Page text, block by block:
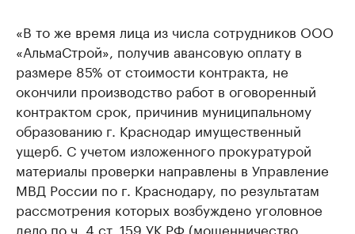
«В то же время лица из числа сотрудников ООО
«АльмаСтрой», получив авансовую оплату в
размере 85% от стоимости контракта, не
окончили производство работ в оговоренный
контрактом срок, причинив муниципальному
образованию г. Краснодар имущественный
ущерб. С учетом изложенного прокуратурой
материалы проверки направлены в Управление
МВД России по г. Краснодару, по результатам
рассмотрения которых возбуждено уголовное
дело по ч. 4 ст. 159 УК РФ (мошенничество,